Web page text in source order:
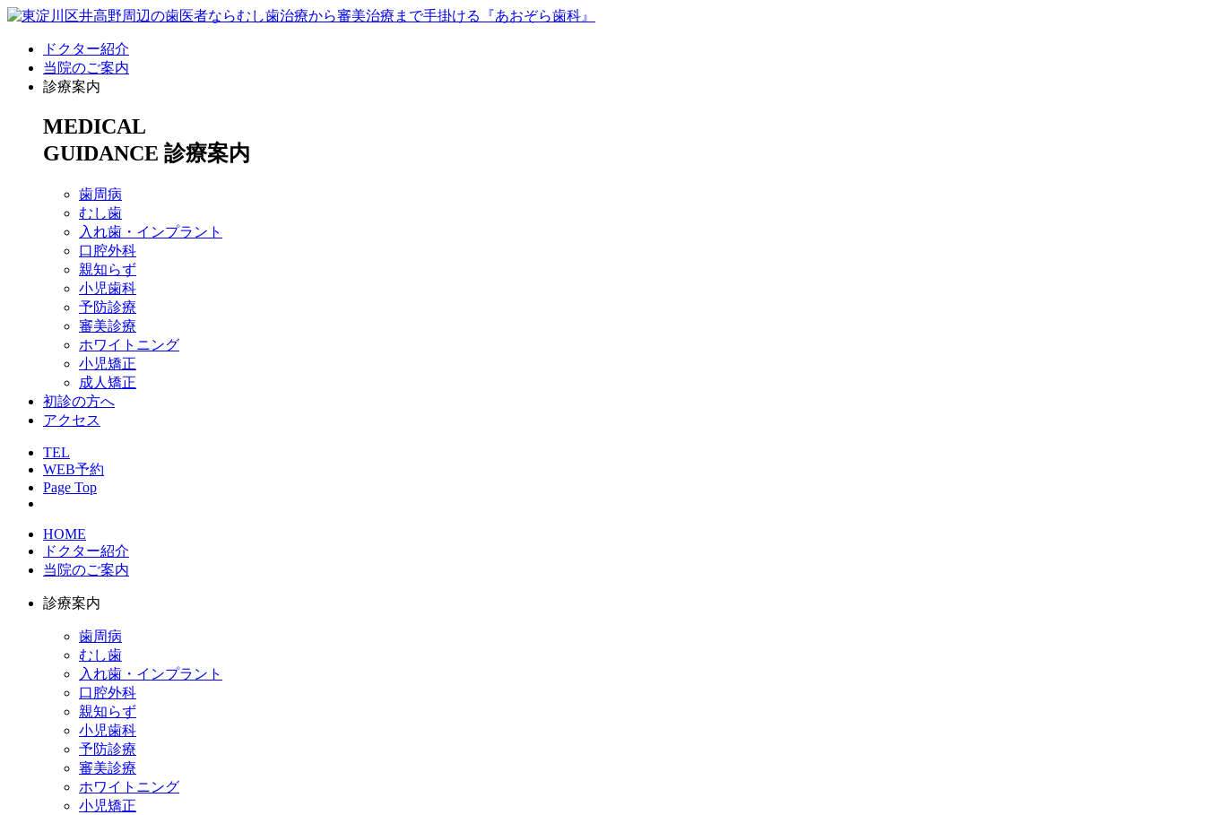
ドクター紹介
当院のご案内
診療案内
MEDICAL
GUIDANCE 診療案内
歯周病
むし歯
入れ歯・インプラント
口腔外科
親知らず
小児歯科
予防診療
審美診療
ホワイトニング
小児矯正
成人矯正
初診の方へ
アクセス
TEL
WEB予約
Page Top
HOME
ドクター紹介
当院のご案内
診療案内
歯周病
むし歯
入れ歯・インプラント
口腔外科
親知らず
小児歯科
予防診療
審美診療
ホワイトニング
小児矯正